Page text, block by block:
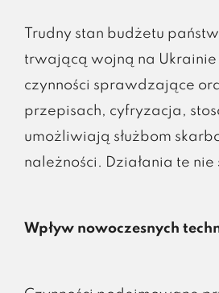
Trudny stan budżetu
trwającą wojną na Ukrainie
czynności sprawdzające
przepisach, cyfryzacja,
umożliwiają służbom
należności. Działania te
Wpływ nowoczesnych